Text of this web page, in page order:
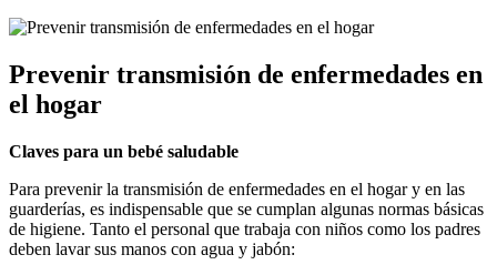
Prevenir transmisión de enfermedades en
el hogar
Claves para un bebé saludable
Para prevenir la transmisión de enfermedades en el hogar y en las
guarderías, es indispensable que se cumplan algunas normas básicas
de higiene. Tanto el personal que trabaja con niños como los padres
deben lavar sus manos con agua y jabón: